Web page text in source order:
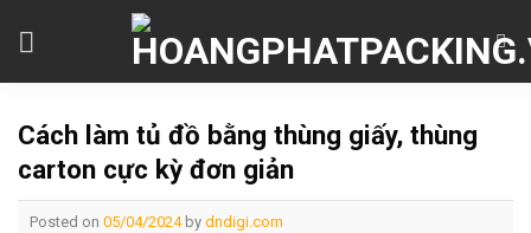
Cách làm tủ đồ bằng thùng giấy, thùng
carton cực kỳ đơn giản
Posted on 05/04/2024by dndigi.com